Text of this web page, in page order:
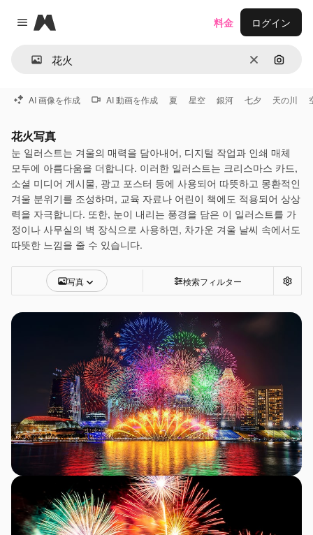
Close menu
Magnific
消去 画像で
料金 ログイン
AI 画像を作成 AI 動画を作成 夏 星空 銀河 七夕 天の川
花火写真
눈 일러스트는 겨울의 매력을 담아내어, 디지털 작업과 인쇄 매체
모두에 아름다움을 더합니다. 이러한 일러스트는 크리스마스 카드,
소셜 미디어 게시물, 광고 포스터 등에 사용되어 따뜻하고 몽환적인
겨울 분위기를 조성하며, 교육 자료나 어린이 책에도 적용되어 상상
력을 자극합니다. 또한, 눈이 내리는 풍경을 담은 이 일러스트를 가
정이나 사무실의 벽 장식으로 사용하면, 차가운 겨울 날씨 속에서도
따뜻한 느낌을 줄 수 있습니다.
写真 検索フィルター